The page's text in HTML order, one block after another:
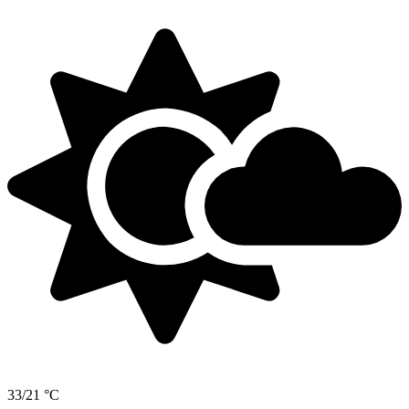
33/21 °C